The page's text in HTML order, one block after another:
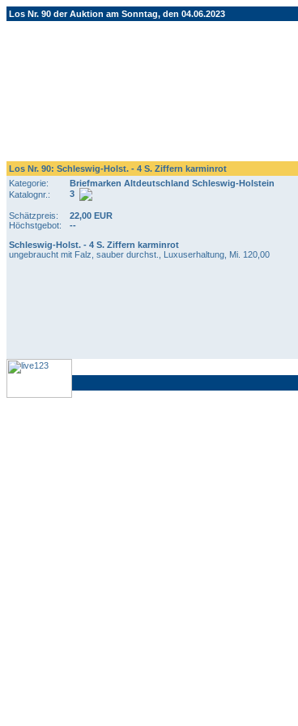
Los Nr. 90 der Auktion am Sonntag, den 04.06.2023
Los Nr. 90: Schleswig-Holst. - 4 S. Ziffern karminrot
Kategorie:
Briefmarken Altdeutschland Schleswig-Holstein
Katalognr.:
3
Schätzpreis:
22,00 EUR
Höchstgebot:
--
Schleswig-Holst. - 4 S. Ziffern karminrot
ungebraucht mit Falz, sauber durchst., Luxuserhaltung, Mi. 120,00